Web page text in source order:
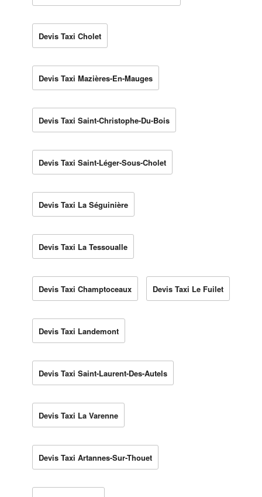
Devis Taxi Cholet
Devis Taxi Mazières-En-Mauges
Devis Taxi Saint-Christophe-Du-Bois
Devis Taxi Saint-Léger-Sous-Cholet
Devis Taxi La Séguinière
Devis Taxi La Tessoualle
Devis Taxi Champtoceaux Devis Taxi Le Fuilet
Devis Taxi Landemont
Devis Taxi Saint-Laurent-Des-Autels
Devis Taxi La Varenne
Devis Taxi Artannes-Sur-Thouet